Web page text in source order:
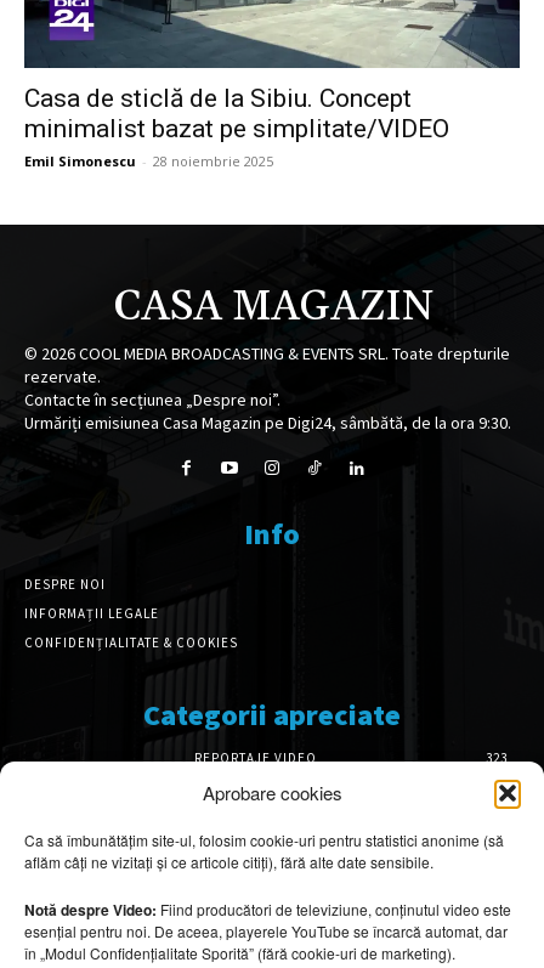
Aprobare cookies
Ca să îmbunătățim site-ul, folosim cookie-uri pentru statistici anonime (să
aflăm câți ne vizitați și ce articole citiți), fără alte date sensibile.
Notă despre Video: Fiind producători de televiziune, conținutul video este
esențial pentru noi. De aceea, playerele YouTube se încarcă automat, dar
în „Modul Confidențialitate Sporită” (fără cookie-uri de marketing).
Casa de sticlă de la Sibiu. Concept
minimalist bazat pe simplitate/VIDEO
Emil Simonescu - 28 noiembrie 2025
CASA MAGAZIN
© 2026COOL MEDIA BROADCASTING & EVENTS SRL. Toate drepturile
rezervate.
Contacte în secțiunea „Despre noi”.
Urmăriți emisiunea Casa Magazin pe Digi24, sâmbătă, de la ora 9:30.
Info
DESPRE NOI
INFORMAȚII LEGALE
CONFIDENȚIALITATE & COOKIES
Categorii apreciate
REPORTAJE VIDEO
323
AMENAJĂRI INTERIOARE
126
DESIGN INTERIOR
64
ARHITECTURĂ & DESIGN
OPINII & ANALIZE
43
Articole recomandate